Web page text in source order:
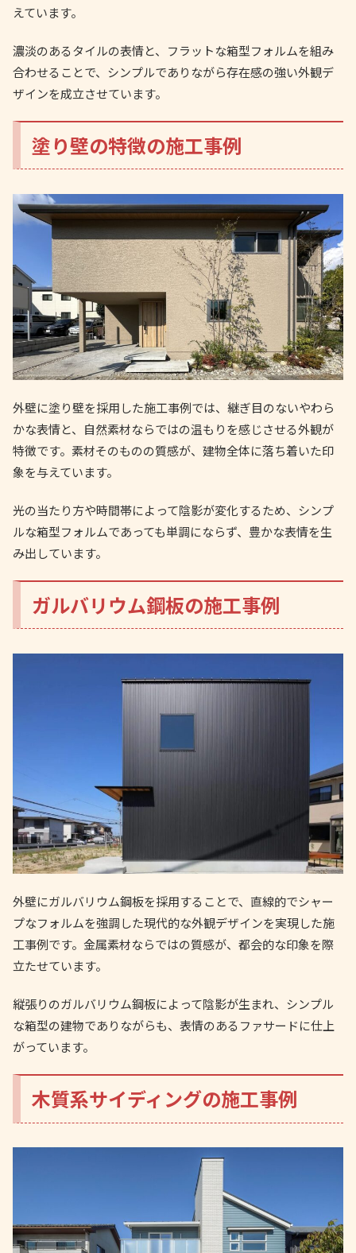
えています。
濃淡のあるタイルの表情と、フラットな箱型フォルムを組み
合わせることで、シンプルでありながら存在感の強い外観デ
ザインを成立させています。
塗り壁の特徴の施工事例
外壁に塗り壁を採用した施工事例では、継ぎ目のないやわら
かな表情と、自然素材ならではの温もりを感じさせる外観が
特徴です。素材そのものの質感が、建物全体に落ち着いた印
象を与えています。
光の当たり方や時間帯によって陰影が変化するため、シンプ
ルな箱型フォルムであっても単調にならず、豊かな表情を生
み出しています。
ガルバリウム鋼板の施工事例
外壁にガルバリウム鋼板を採用することで、直線的でシャー
プなフォルムを強調した現代的な外観デザインを実現した施
工事例です。金属素材ならではの質感が、都会的な印象を際
立たせています。
縦張りのガルバリウム鋼板によって陰影が生まれ、シンプル
な箱型の建物でありながらも、表情のあるファサードに仕上
がっています。
木質系サイディングの施工事例